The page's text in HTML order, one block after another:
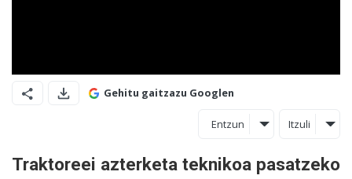
Gehitu gaitzazu Googlen
Entzun Itzuli
Traktoreei azterketa teknikoa pasatzeko